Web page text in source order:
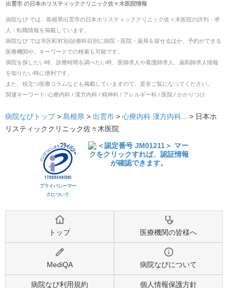
出雲市の日本ホリスティッククリニック佐々木医院情報
病院なび では、 島根県出雲市の日本ホリスティッククリニック佐々木医院の評判・求
人・転職情報を掲載しています。
病院なび では市区町村別/診療科目別に病院・医院・薬局を探せるほか、予約ができる
医療機関や、キーワードでの検索も可能です。
病院を探したい時、診療時間を調べたい時、医師求人や看護師求人、薬剤師求人情報
を知りたい時に便利です。
また、役立つ医療コラムなども掲載していますので、是非ご覧になってください。
関連キーワード: 心療内科 / 漢方内科 / 精神科 / アレルギー科 / 医院 / かかりつけ
病院なびトップ > 島根県 > 出雲市 > 心療内科 漢方内科... > 日本ホ
リスティッククリニック佐々木医院
プライバシーマー
クについて
トップ 医療機関の皆様へ
MediQA 病院なびについて
病院なび利用規約 個人情報保護方針